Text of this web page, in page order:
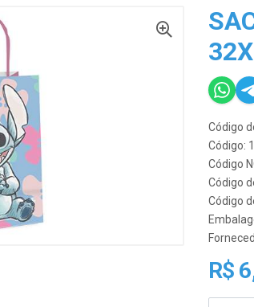
Código
Código:
Código
Código
Código
R$